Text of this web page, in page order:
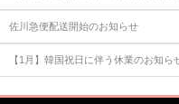
佐川急便配送開始のお知らせ
【1月】韓国祝日に伴う休業のお知ら